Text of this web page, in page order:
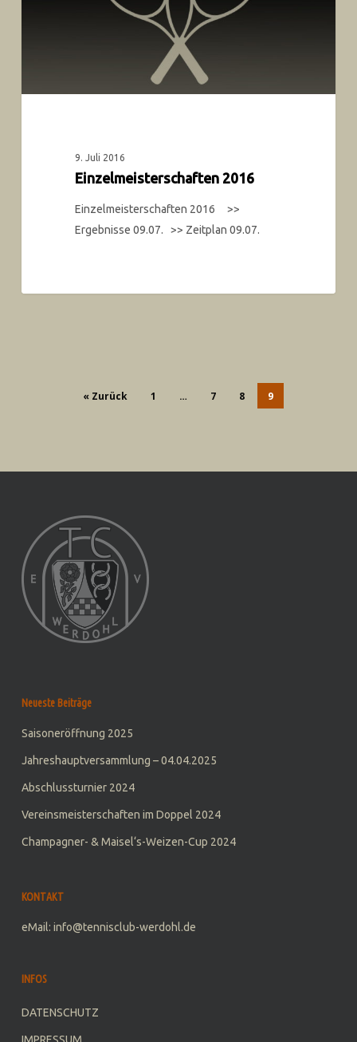
9. Juli 2016
Einzelmeisterschaften 2016
Einzelmeisterschaften 2016 >>
Ergebnisse 09.07. >> Zeitplan 09.07.
« Zurück 1 … 7 8 9
Neueste Beiträge
Saisoneröffnung 2025
Jahreshauptversammlung – 04.04.2025
Abschlussturnier 2024
Vereinsmeisterschaften im Doppel 2024
Champagner- & Maisel‘s-Weizen-Cup 2024
KONTAKT
eMail: info@tennisclub-werdohl.de
INFOS
DATENSCHUTZ